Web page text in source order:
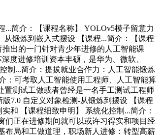
简介：【课程名称】 YOLOv5模子留意力
锻炼到嵌入式摆设 【课程...简介：【课程
出的一门针对青少年进修的人工智能课
度进修培训资本丰硕，是华为、微软、
制...简介：提拔就业合作力：人工智能锻炼
：可考取人工智能使用工程师、人工智能算
置测试工做或者曾经是一名手工测试工程师
7.0 自定义对象检测-从锻炼到摆设 【课程
和 【课程细致申明】 系统化控制...简介：
们正在进修期间就可以或许习得实和项目经
布局和工做道理，职场新人进修：转型高薪